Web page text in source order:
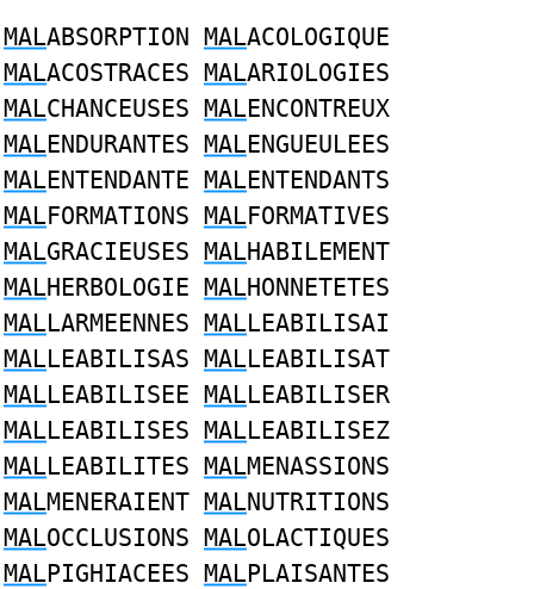
MALABSORPTION MALACOLOGIQUE
MALACOSTRACES MALARIOLOGIES
MALCHANCEUSES MALENCONTREUX
MALENDURANTES MALENGUEULEES
MALENTENDANTE MALENTENDANTS
MALFORMATIONS MALFORMATIVES
MALGRACIEUSES MALHABILEMENT
MALHERBOLOGIE MALHONNETETES
MALLARMEENNES MALLEABILISAI
MALLEABILISAS MALLEABILISAT
MALLEABILISEE MALLEABILISER
MALLEABILISES MALLEABILISEZ
MALLEABILITES MALMENASSIONS
MALMENERAIENT MALNUTRITIONS
MALOCCLUSIONS MALOLACTIQUES
MALPIGHIACEES MALPLAISANTES